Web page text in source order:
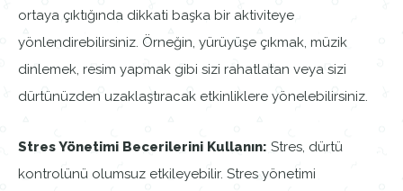
ortaya çıktığında dikkati başka bir aktiviteye
yönlendirebilirsiniz. Örneğin, yürüyüşe çıkmak, müzik
dinlemek, resim yapmak gibi sizi rahatlatan veya sizi
dürtünüzden uzaklaştıracak etkinliklere yönelebilirsiniz.
Stres Yönetimi Becerilerini Kullanın: Stres, dürtü
kontrolünü olumsuz etkileyebilir. Stres yönetimi